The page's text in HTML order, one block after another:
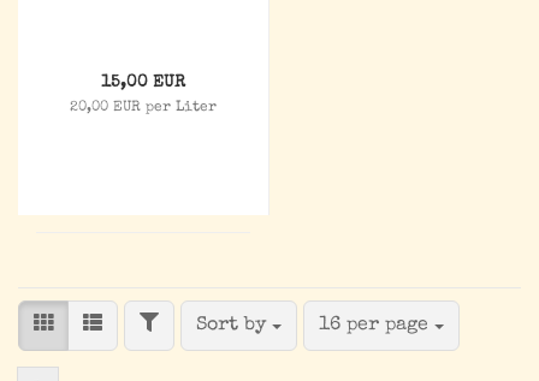
15,00 EUR
20,00 EUR per Liter
FILTERSort by
Sort by 16 per page
per page